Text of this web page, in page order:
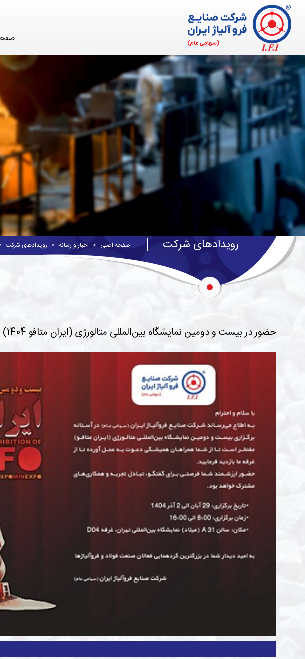
رویدادهای شرکت صفحه اصلی اخبار و رسانه رویدادهای شرکت
حضور در بیست و دومین نمایشگاه بین‌المللی متالورژی (ایران متافو 1404)